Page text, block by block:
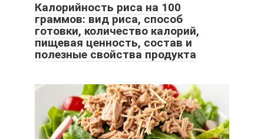
Калорийность риса на 100
граммов: вид риса, способ
готовки, количество калорий,
пищевая ценность, состав и
полезные свойства продукта